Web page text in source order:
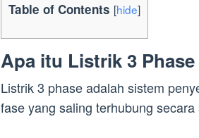
Table of Contents [hide]
Apa itu Listrik 3 Phase
Listrik 3 phase adalah sistem
fase yang saling terhubung secara